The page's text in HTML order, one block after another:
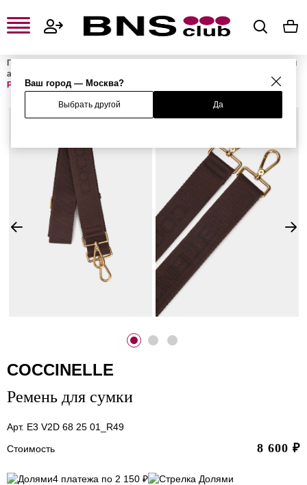
Ваш город — Москва?
Выбрать другой Да
Главная
Женские сумки и
аксессуары
Ремень для сумки
COCCINELLE
Ремень для сумки
Арт. E3 V2D 68 25 01_R49
Стоимость
8 600 ₽
4 платежа по 2 150 ₽